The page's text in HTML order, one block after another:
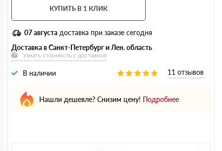
КУПИТЬ В 1 КЛИК
07 августа доставка при заказе сегодня
Доставка в Санкт-Петербург и Лен. область
Узнать стоимость с доставкой
В наличии 11 отзывов
Нашли дешевле? Снизим цену! Подробнее